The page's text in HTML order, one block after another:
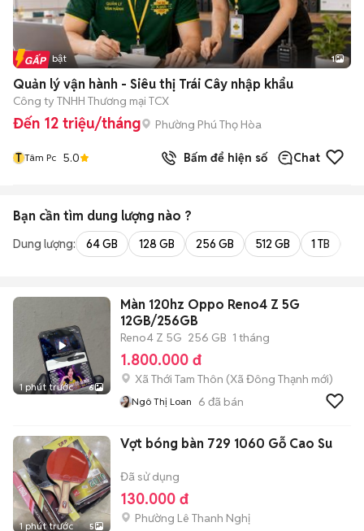
Tin nổi bật 1
Quản lý vận hành - Siêu thị Trái Cây nhập khẩu
Công ty TNHH Thương mại TCX
Đến 12 triệu/tháng Phường Phú Thọ Hòa
T Tâm Pc 5.0 Bấm để hiện số Chat
Bạn cần tìm dung lượng nào ?
Dung lượng: 64 GB 128 GB 256 GB 512 GB 1 TB
1 phút trước 6
Màn 120hz Oppo Reno4 Z 5G
12GB/256GB
Reno4 Z 5G 256 GB 1 tháng
1.800.000 đ
Xã Thới Tam Thôn (Xã Đông Thạnh mới)
Ngô Thị Loan 6 đã bán
1 phút trước 5
Vợt bóng bàn 729 1060 Gỗ Cao Su
Đã sử dụng
130.000 đ
Phường Lê Thanh Nghị